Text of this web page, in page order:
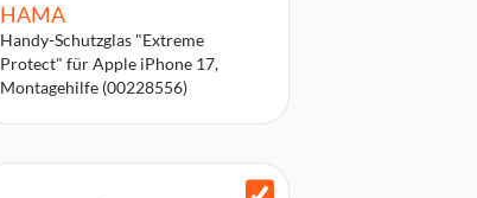
HAMA
Handy-Schutzglas "Extreme
Protect" für Apple iPhone 17,
Montagehilfe (00228556)